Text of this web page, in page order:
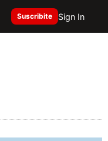
Suscribite Sign In